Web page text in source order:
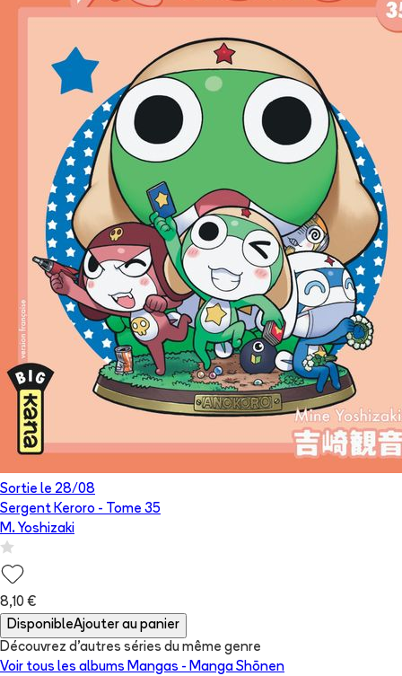
Sortie le 28/08
Sergent Keroro - Tome 35
M. Yoshizaki
8,10 €
DisponibleAjouter au panier
Découvrez d'autres séries du même genre
Voir tous les albums Mangas - Manga Shōnen